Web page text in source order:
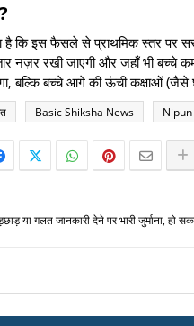
है कि इस फैसले से प्राथमिक स्तर
नज़र रखी जाएगी और जहाँ भी बच्चे
बल्कि बच्चे आगे की ऊंची कक्षाओं
Basic Shiksha News
या गलत जानकारी देने पर भारी जुर्माना, हो